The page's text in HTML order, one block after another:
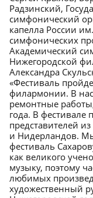
Радзинский,
симфонический
капелла России
симфонических
Академический
Нижегородской
Александра
«Фестиваль
филармонии. В
ремонтные
года. В фестивале
представителей
и Нидерландов.
фестиваль
как великого
музыку, поэтому
любимых
художественный